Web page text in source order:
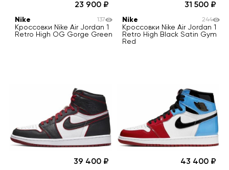
23 900
Nike
Кроссовки Nike Air Jordan 1
Retro High OG Gorge Green
137
31 500
Nike
Кроссовки Nike Air Jordan 1
Retro High Black Satin Gym
Red
244
39 400 43 400